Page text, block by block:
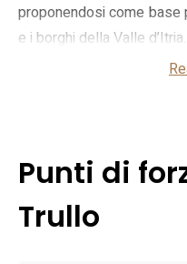
proponendosi come base
e i borghi della Valle d’Itria.
All’interno le unità
ombreggiato,
apertura, una piscina; la
parco acquatico
Punti di
Trullo